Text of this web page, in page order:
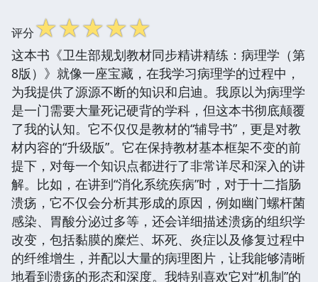
评分☆☆☆☆☆
这本书《卫生部规划教材同步精讲精练：病理学（第
8版）》就像一座宝藏，在我学习病理学的过程中，
为我提供了源源不断的知识和启迪。我原以为病理学
是一门需要大量死记硬背的学科，但这本书彻底颠覆
了我的认知。它不仅仅是教材的“辅导书”，更是对教
材内容的“升级版”。它在保持教材基本框架不变的前
提下，对每一个知识点都进行了非常详尽和深入的讲
解。比如，在讲到“消化系统疾病”时，对于十二指肠
溃疡，它不仅会分析其形成的原因，例如幽门螺杆菌
感染、胃酸分泌过多等，还会详细描述溃疡的组织学
改变，包括黏膜的糜烂、坏死、炎症以及修复过程中
的纤维增生，并配以大量的病理图片，让我能够清晰
地看到溃疡的形态和深度。我特别喜欢它对“机制”的